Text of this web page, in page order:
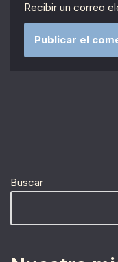
Recibir un correo
Buscar